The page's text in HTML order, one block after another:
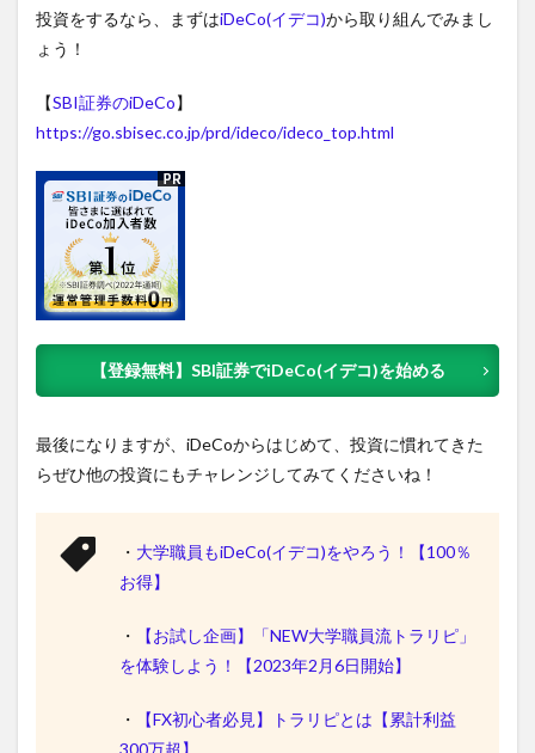
投資をするなら、まずはiDeCo(イデコ)から取り組んでみまし
ょう！
【SBI証券のiDeCo】
https://go.sbisec.co.jp/prd/ideco/ideco_top.html
【登録無料】SBI証券でiDeCo(イデコ)を始める
最後になりますが、iDeCoからはじめて、投資に慣れてきた
らぜひ他の投資にもチャレンジしてみてくださいね！
・ 大学職員もiDeCo(イデコ)をやろう！【100％
お得】
・
【お試し企画】「NEW大学職員流トラリピ」
を体験しよう！【2023年2月6日開始】
・
【FX初心者必見】トラリピとは【累計利益